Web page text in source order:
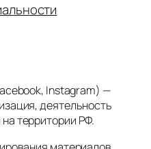
Instagram) —
деятельность
территории РФ.